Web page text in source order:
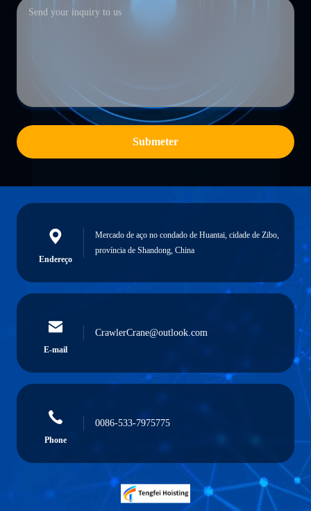
Submeter
Endereço
Mercado de aço no condado de Huantai, cidade de Zibo,
província de Shandong, China
E-mail
CrawlerCrane@outlook.com
Phone
0086-533-7975775